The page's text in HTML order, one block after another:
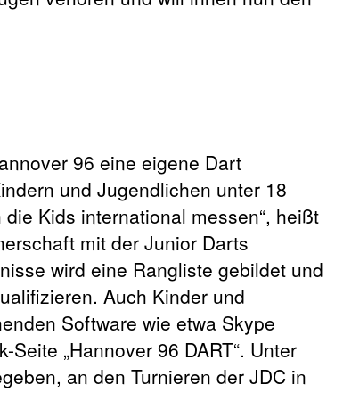
96 eine eigene Dart
und Jugendlichen unter 18
Kids international messen“, heißt
mit der Junior Darts
wird eine Rangliste gebildet und
Auch Kinder und
Software wie etwa Skype
„Hannover 96 DART“. Unter
an den Turnieren der JDC in